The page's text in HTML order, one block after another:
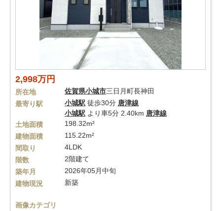
2,998万円
所在地 佐賀県小城市三日月町長神田
最寄り駅
小城駅 徒歩30分 唐津線
小城駅 より車5分 2.40km 唐津線
土地面積
198.32m²
建物面積
115.22m²
間取り
4LDK
階数
2階建て
築年月
2026年05月中旬
建物現況
新築
画像カテゴリ